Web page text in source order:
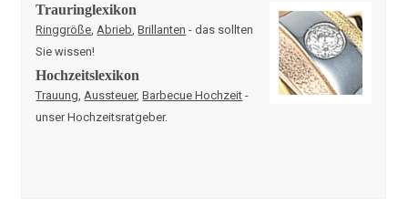
Trauringlexikon
Ringgröße Abrieb ,Brillanten - das sollten
Sie wissen!
Hochzeitslexikon
Trauung Aussteuer,Barbecue Hochzeit -
unser Hochzeitsratgeber.